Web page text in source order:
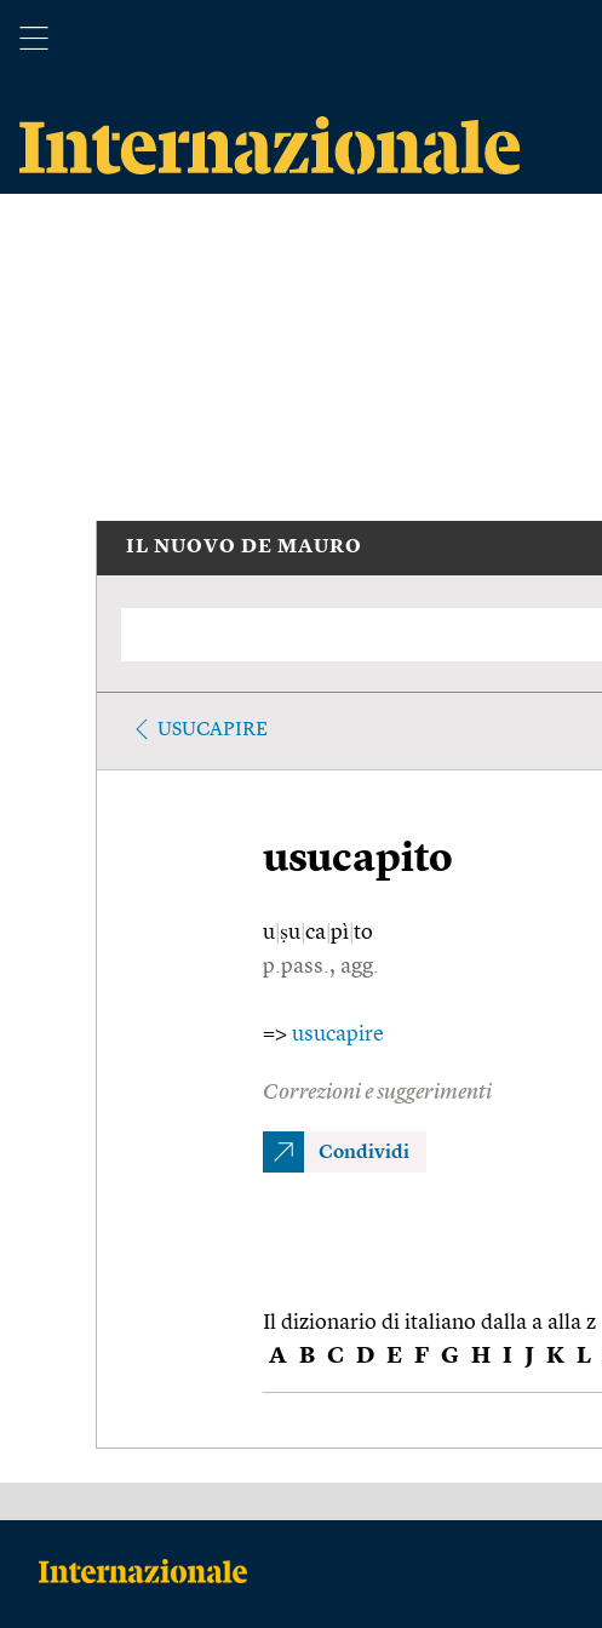
IL NUOVO DE MAURO
USUCAPIRE
usucapito
u ṣu ca pì to
p.pass., agg.
=> usucapire
Correzioni e suggerimenti
Condividi
Il dizionario di italiano dalla a alla z
A B C D E F G H I J K L